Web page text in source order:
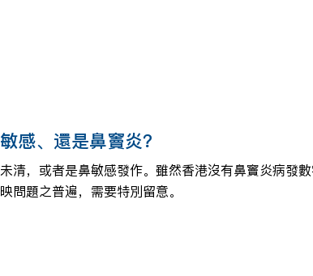
感、還是鼻竇炎？
清，或者是鼻敏感發作。雖然香港沒有鼻竇炎病發
問題之普遍，需要特別留意。